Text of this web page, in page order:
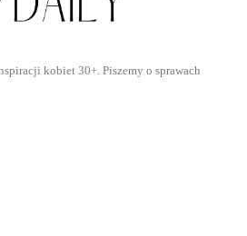
kobiet 30+. Piszemy o sprawach